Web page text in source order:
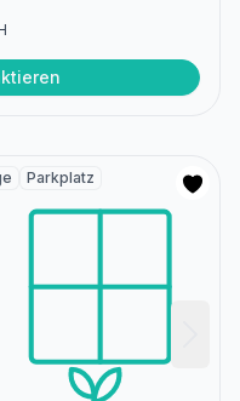
Parkplatz